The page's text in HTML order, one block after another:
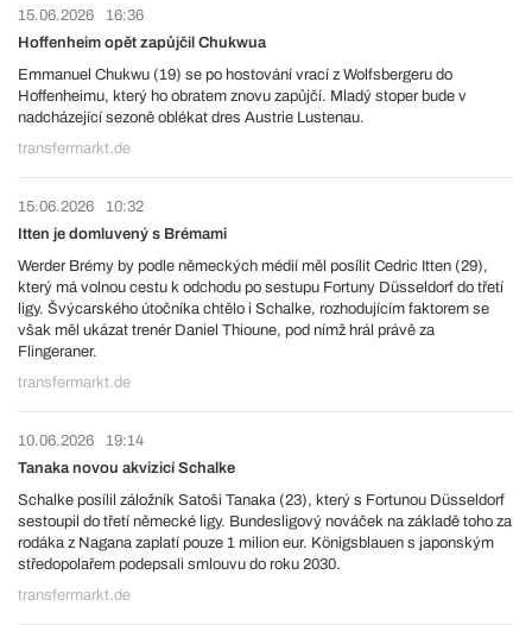
15.06.2026
16:36
Hoffenheim opět zapůjčil Chukwua
Emmanuel Chukwu (19) se po hostování vrací z Wolfsbergeru do
Hoffenheimu, který ho obratem znovu zapůjčí. Mladý stoper bude v
nadcházející sezoně oblékat dres Austrie Lustenau.
transfermarkt.de
15.06.2026
10:32
Itten je domluvený s Brémami
Werder Brémy by podle německých médií měl posílit Cedric Itten (29),
který má volnou cestu k odchodu po sestupu Fortuny Düsseldorf do třetí
ligy. Švýcarského útočníka chtělo i Schalke, rozhodujícím faktorem se
však měl ukázat trenér Daniel Thioune, pod nímž hrál právě za
Flingeraner.
transfermarkt.de
10.06.2026
19:14
Tanaka novou akvizicí Schalke
Schalke posílil záložník Satoši Tanaka (23), který s Fortunou Düsseldorf
sestoupil do třetí německé ligy. Bundesligový nováček na základě toho za
rodáka z Nagana zaplatí pouze 1 milion eur. Königsblauen s japonským
středopolařem podepsali smlouvu do roku 2030.
transfermarkt.de